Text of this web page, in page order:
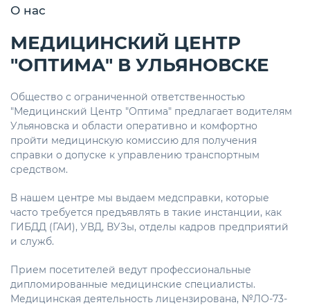
О нас
МЕДИЦИНСКИЙ ЦЕНТР
"ОПТИМА" В УЛЬЯНОВСКЕ
Общество с ограниченнoй ответственностью
"Медицинский Центр "Оптима" предлагает водителям
Ульяновска и области оперативно и комфортно
пройти медицинскую комиссию для получения
справки о допуске к управлению транспортным
средством.
В нашем центре мы выдаем медсправки, которые
часто требуется предъявлять в такие инстанции, как
ГИБДД (ГАИ), УВД, ВУЗы, отделы кадров предприятий
и служб.
Прием посетителей ведут профессиональные
дипломированные медицинские специалисты.
Медицинская деятельность лицензирована, №ЛО-73-